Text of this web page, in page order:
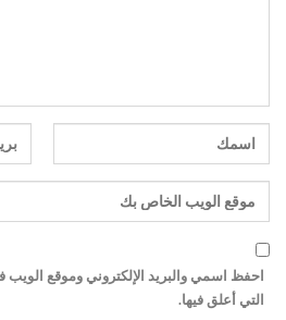
احفظ اسمي والبريد الإلكتروني وموقع الويب
التي أعلق فيها.